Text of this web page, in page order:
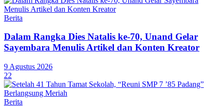
Berita
Dalam Rangka Dies Natalis ke-70, Unand Gelar
Sayembara Menulis Artikel dan Konten Kreator
9 Agustus 2026
22
Berita